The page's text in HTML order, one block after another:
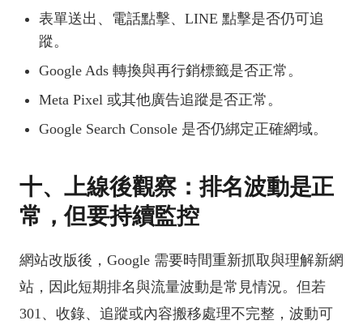
表單送出、電話點擊、LINE 點擊是否仍可追
蹤。
Google Ads 轉換與再行銷標籤是否正常。
Meta Pixel 或其他廣告追蹤是否正常。
Google Search Console 是否仍綁定正確網域。
十、上線後觀察：排名波動是正
常，但要持續監控
網站改版後，Google 需要時間重新抓取與理解新網
站，因此短期排名與流量波動是常見情況。但若
301、收錄、追蹤或內容搬移處理不完整，波動可